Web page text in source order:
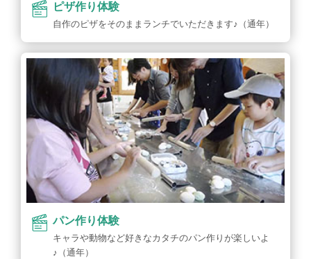
ピザ作り体験
自作のピザをそのままランチでいただきます♪（通年）
パン作り体験
キャラや動物など好きなカタチのパン作りが楽しいよ
♪（通年）